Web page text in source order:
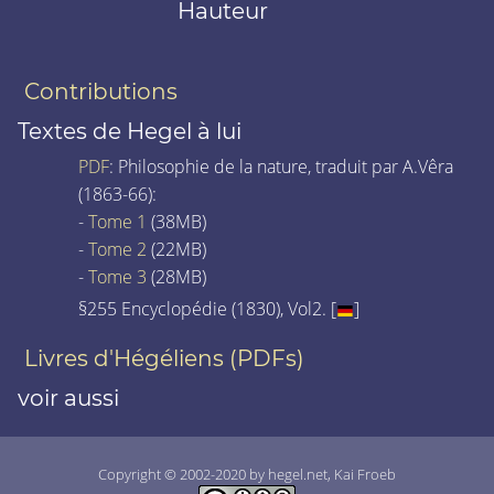
Hauteur
Contributions
Textes de Hegel à lui
PDF: Philosophie de la nature, traduit par A.Vêra
(1863-66):
-Tome 1 (38MB)
-Tome 2 (22MB)
-Tome 3 (28MB)
§255 Encyclopédie (1830), Vol2. [
]
Livres d'Hégéliens (PDFs)
voir aussi
Copyright © 2002-2020 by hegel.net, Kai Froeb